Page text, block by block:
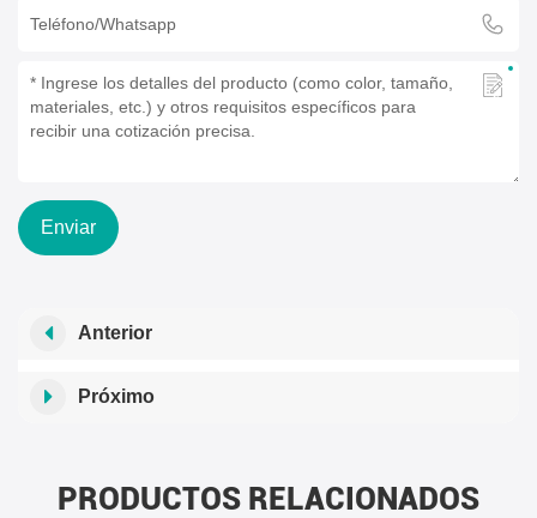
Enviar
Anterior
Próximo
PRODUCTOS RELACIONADOS